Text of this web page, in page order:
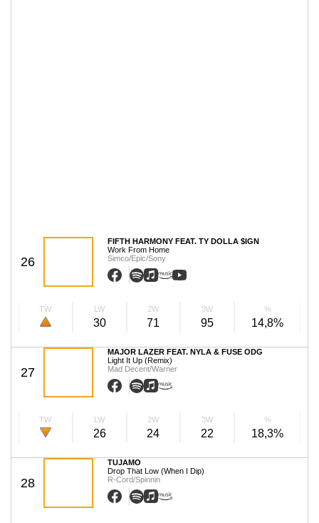
26
FIFTH HARMONY FEAT. TY DOLLA $IGN
Work From Home
Simco/Epic/Sony
TW LW
30
2W
71
3W
95
%
14,8%
27
MAJOR LAZER FEAT. NYLA & FUSE ODG
Light It Up (Remix)
Mad Decent/Warner
TW LW
26
2W
24
3W
22
%
18,3%
28
TUJAMO
Drop That Low (When I Dip)
R-Cord/Spinnin